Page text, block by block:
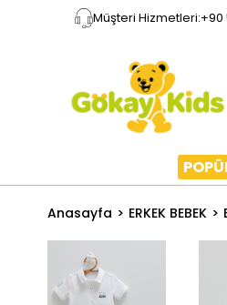
Müşteri Hizmetleri:+90
Anasayfa ERKEK BEBEK